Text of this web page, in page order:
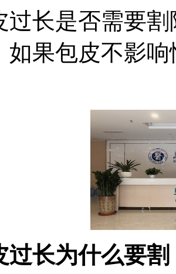
是否需要割
如果包皮不影
过长为什么要割